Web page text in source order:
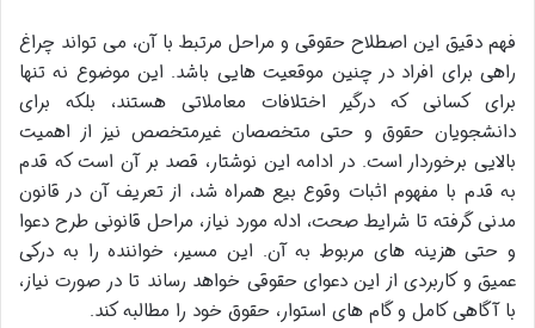
فهم دقیق این اصطلاح حقوقی و مراحل مرتبط با آن، می تواند چراغ
راهی برای افراد در چنین موقعیت هایی باشد. این موضوع نه تنها
برای کسانی که درگیر اختلافات معاملاتی هستند، بلکه برای
دانشجویان حقوق و حتی متخصصان غیرمتخصص نیز از اهمیت
بالایی برخوردار است. در ادامه این نوشتار، قصد بر آن است که قدم
به قدم با مفهوم اثبات وقوع بیع همراه شد، از تعریف آن در قانون
مدنی گرفته تا شرایط صحت، ادله مورد نیاز، مراحل قانونی طرح دعوا
و حتی هزینه های مربوط به آن. این مسیر، خواننده را به درکی
عمیق و کاربردی از این دعوای حقوقی خواهد رساند تا در صورت نیاز،
با آگاهی کامل و گام های استوار، حقوق خود را مطالبه کند.